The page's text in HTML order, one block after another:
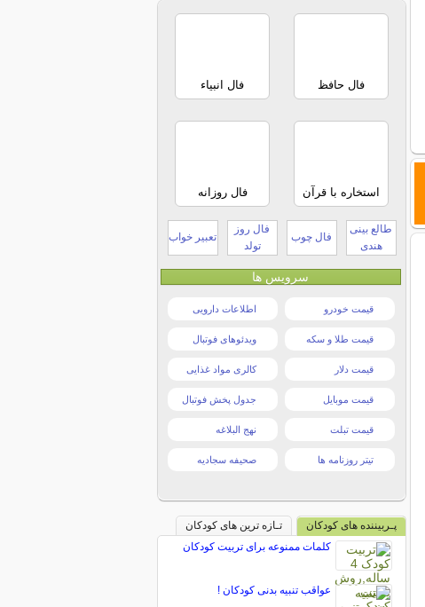
فال حافظ فال انبیاء
استخاره با قرآن فال روزانه
طالع بینی
هندی
فال چوب
فال روز
تولد
تعبیر خواب
سرویس ها
قیمت خودرو اطلاعات دارویی
قیمت طلا و سکه ویدئوهای فوتبال
قیمت دلار کالری مواد غذایی
قیمت موبایل جدول پخش فوتبال
قیمت تبلت نهج البلاغه
تیتر روزنامه ها صحیفه سجادیه
پـربیننده های کودکان
تـازه ترین های کودکان
کلمات ممنوعه برای تربیت کودکان
عواقب تنبیه بدنی کودکان !